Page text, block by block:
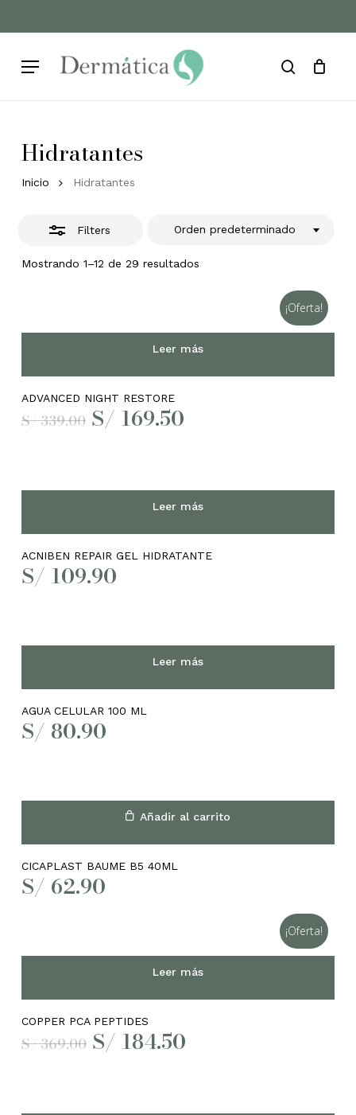
to
content
Menu search
Cart Close
Hidratantes
Inicio Hidratantes
Filters
Mostrando 1–12 de 29 resultados
Orden predeterminado
Close
¡Oferta!
Leer más
ADVANCED NIGHT RESTORE
S/339.00 El
precio
S/ 169.50El
precio
Leer más
ACNIBEN REPAIR GEL HIDRATANTE
S/ 109.90
Leer más
AGUA CELULAR 100 ML
S/ 80.90
Añadir al carrito
CICAPLAST BAUME B5 40ML
S/ 62.90
¡Oferta!
Leer más
COPPER PCA PEPTIDES
S/369.00 El
precio
S/ 184.50El
precio